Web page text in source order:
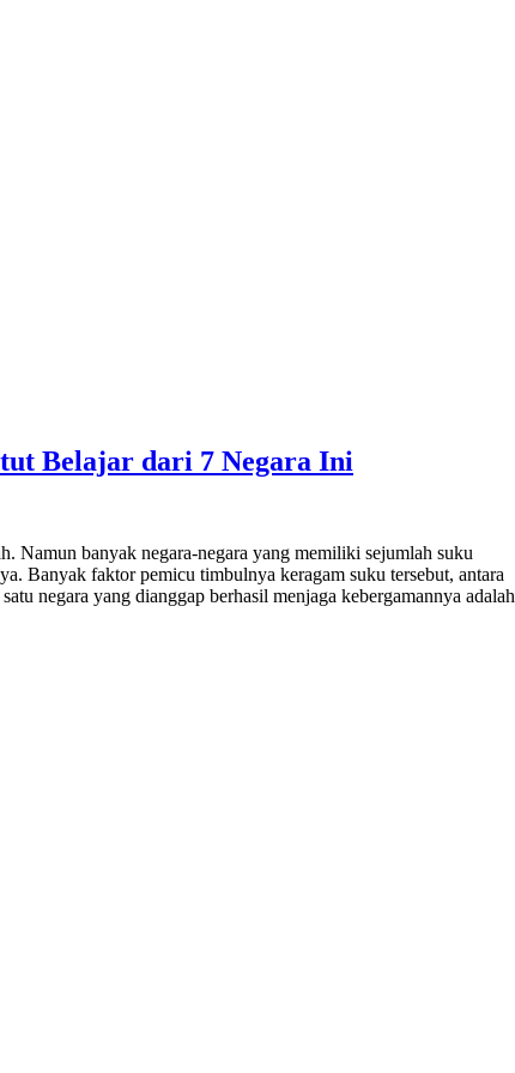
Belajar dari 7 Negara Ini
Namun banyak negara-negara yang memiliki sejumlah suku
Banyak faktor pemicu timbulnya keragam suku tersebut, antara
negara yang dianggap berhasil menjaga kebergamannya adalah